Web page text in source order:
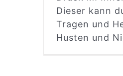
Dieser kann
Tragen und
Husten und